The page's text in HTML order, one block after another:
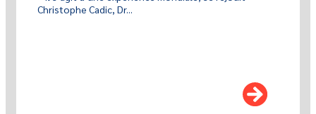
Christophe Cadic, Dr...